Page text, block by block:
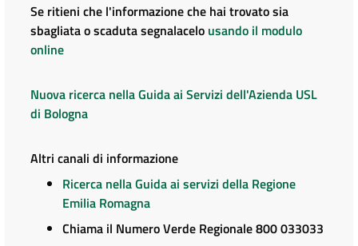
Se ritieni che l'informazione che hai trovato sia
sbagliata o scaduta segnalacelo usando il modulo
online
Nuova ricerca nella Guida ai Servizi dell'Azienda USL
di Bologna
Altri canali di informazione
Ricerca nella Guida ai servizi della Regione
Emilia Romagna
Chiama il Numero Verde Regionale 800 033033